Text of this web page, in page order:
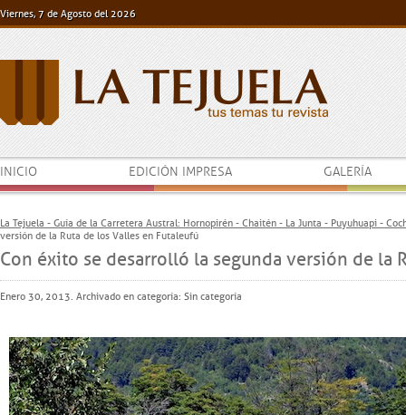
Viernes, 7 de Agosto del 2026
INICIO EDICIÓN IMPRESA GALERÍA
La Tejuela - Guía de la Carretera Austral: Hornopirén - Chaitén - La Junta - Puyuhuapi -
versión de la Ruta de los Valles en Futaleufú
Con éxito se desarrolló la segunda versión de la
Enero 30, 2013. Archivado en categoría: Sin categoría